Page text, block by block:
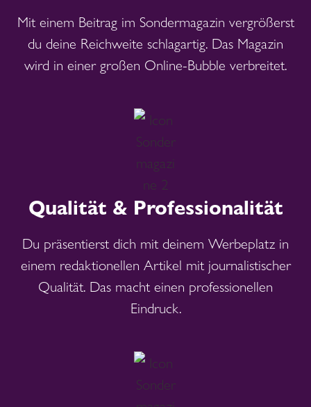
Mit einem Beitrag im Sondermagazin vergrößerst
du deine Reichweite schlagartig. Das Magazin
wird in einer großen Online-Bubble verbreitet.
Qualität & Professionalität
Du präsentierst dich mit deinem Werbeplatz in
einem redaktionellen Artikel mit journalistischer
Qualität. Das macht einen professionellen
Eindruck.